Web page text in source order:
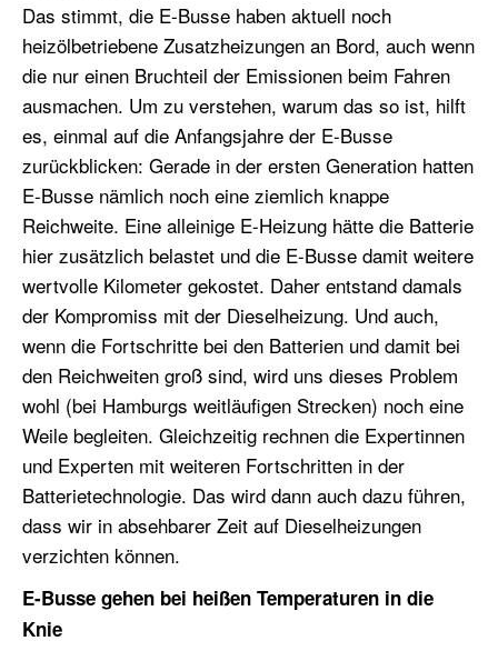
Das stimmt, die E-Busse haben aktuell noch
heizölbetriebene Zusatzheizungen an Bord, auch wenn
die nur einen Bruchteil der Emissionen beim Fahren
ausmachen. Um zu verstehen, warum das so ist, hilft
es, einmal auf die Anfangsjahre der E-Busse
zurückblicken: Gerade in der ersten Generation hatten
E-Busse nämlich noch eine ziemlich knappe
Reichweite. Eine alleinige E-Heizung hätte die Batterie
hier zusätzlich belastet und die E-Busse damit weitere
wertvolle Kilometer gekostet. Daher entstand damals
der Kompromiss mit der Dieselheizung. Und auch,
wenn die Fortschritte bei den Batterien und damit bei
den Reichweiten groß sind, wird uns dieses Problem
wohl (bei Hamburgs weitläufigen Strecken) noch eine
Weile begleiten. Gleichzeitig rechnen die Expertinnen
und Experten mit weiteren Fortschritten in der
Batterietechnologie. Das wird dann auch dazu führen,
dass wir in absehbarer Zeit auf Dieselheizungen
verzichten können.
E-Busse gehen bei heißen Temperaturen in die
Knie